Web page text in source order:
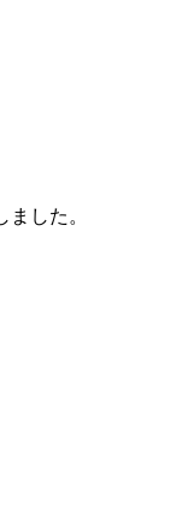
した。